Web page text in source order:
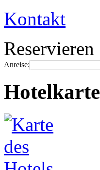
Kontakt
Reservieren
Anreise:
Hotelkarte